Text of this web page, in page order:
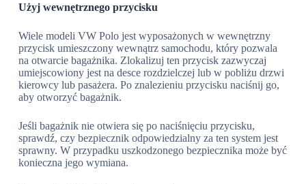
Użyj wewnętrznego przycisku
Wiele modeli VW Polo jest wyposażonych w wewnętrzny
przycisk umieszczony wewnątrz samochodu, który pozwala
na otwarcie bagażnika. Zlokalizuj ten przycisk zazwyczaj
umiejscowiony jest na desce rozdzielczej lub w pobliżu drzwi
kierowcy lub pasażera. Po znalezieniu przycisku naciśnij go,
aby otworzyć bagażnik.
Jeśli bagażnik nie otwiera się po naciśnięciu przycisku,
sprawdź, czy bezpiecznik odpowiedzialny za ten system jest
sprawny. W przypadku uszkodzonego bezpiecznika może być
konieczna jego wymiana.